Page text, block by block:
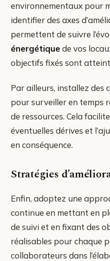
environnementaux pour
identifier des axes
permettent de suivre
énergétiquede vos
objectifs fixés sont
Par ailleurs, installez des
pour surveiller en temps
de ressources. Cela
éventuelles dérives et
en conséquence.
Stratégies
Enfin, adoptez une
continue en mettant en
de suivi et en fixant des
réalisables pour chaque
collaborateurs dans